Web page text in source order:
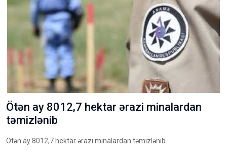
Ötən ay 8012,7 hektar ərazi minalardan
təmizlənib
Ötən ay 8012,7 hektar ərazi minalardan təmizlənib.